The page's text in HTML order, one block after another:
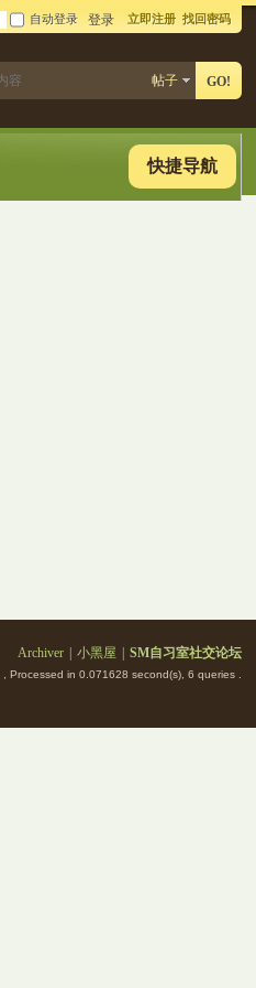
自动登录 登录 立即注册 找回密码
帖子 GO!
快捷导航
Archiver 小黑屋 SM自习室社交论坛
, Processed in 0.071628 second(s), 6 queries .